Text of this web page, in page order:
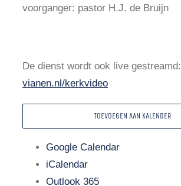
voorganger: pastor H.J. de Bruijn
De dienst wordt ook live gestreamd:
vianen.nl/kerkvideo
TOEVOEGEN AAN KALENDER
Google Calendar
iCalendar
Outlook 365